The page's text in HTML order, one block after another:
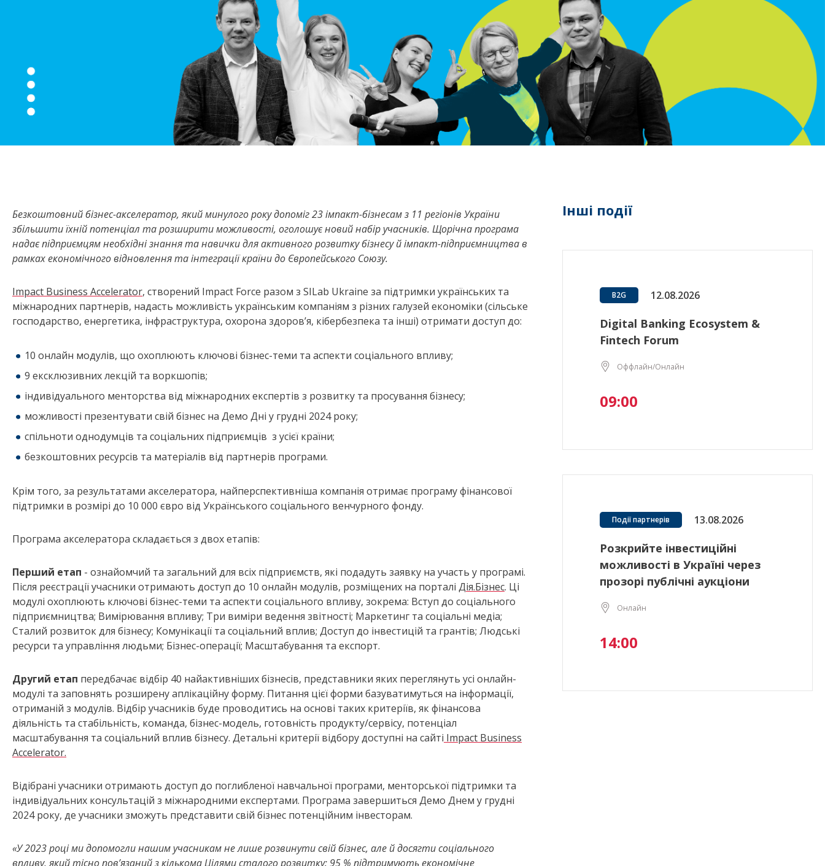
Безкоштовний бізнес-акселератор, який минулого року допоміг 23 імпакт-бізнесам з 11 регіонів України
збільшити їхній потенціал та розширити можливості, оголошує новий набір учасників. Щорічна програма
надає підприємцям необхідні знання та навички для активного розвитку бізнесу й імпакт-підприємництва в
рамках економічного відновлення та інтеграції країни до Європейського Союзу.
Impact Business Accelerator, створений Impact Force разом з SILab Ukraine за підтримки українських та
міжнародних партнерів, надасть можливість українським компаніям з різних галузей економіки (сільське
господарство, енергетика, інфраструктура, охорона здоров’я, кібербезпека та інші) отримати доступ до:
10 онлайн модулів, що охоплюють ключові бізнес-теми та аспекти соціального впливу;
9 ексклюзивних лекцій та воркшопів;
індивідуального менторства від міжнародних експертів з розвитку та просування бізнесу;
можливості презентувати свій бізнес на Демо Дні у грудні 2024 року;
спільноти однодумців та соціальних підприємців з усієї країни;
безкоштовних ресурсів та матеріалів від партнерів програми.
Крім того, за результатами акселератора, найперспективніша компанія отримає програму фінансової
підтримки в розмірі до 10 000 євро від Українського соціального венчурного фонду.
Програма акселератора складається з двох етапів:
Перший етап - ознайомчий та загальний для всіх підприємств, які подадуть заявку на участь у програмі.
Після реєстрації учасники отримають доступ до 10 онлайн модулів, розміщених на порталі Дія.Бізнес. Ці
модулі охоплюють ключові бізнес-теми та аспекти соціального впливу, зокрема: Вступ до соціального
підприємництва; Вимірювання впливу; Три виміри ведення звітності; Маркетинг та соціальні медіа;
Сталий розвиток для бізнесу; Комунікації та соціальний вплив; Доступ до інвестицій та грантів; Людські
ресурси та управління людьми; Бізнес-операції; Масштабування та експорт.
Другий етап передбачає відбір 40 найактивніших бізнесів, представники яких переглянуть усі онлайн-
модулі та заповнять розширену аплікаційну форму. Питання цієї форми базуватимуться на інформації,
отриманій з модулів. Відбір учасників буде проводитись на основі таких критеріїв, як фінансова
діяльність та стабільність, команда, бізнес-модель, готовність продукту/сервісу, потенціал
масштабування та соціальний вплив бізнесу. Детальні критерії відбору доступні на сайті Impact Business
Accelerator.
Відібрані учасники отримають доступ до поглибленої навчальної програми, менторської підтримки та
індивідуальних консультацій з міжнародними експертами. Програма завершиться Демо Днем у грудні
2024 року, де учасники зможуть представити свій бізнес потенційним інвесторам.
«У 2023 році ми допомогли нашим учасникам не лише розвинути свій бізнес, але й досягти соціального
впливу, який тісно пов’язаний з кількома Цілями сталого розвитку: 95 % підтримують економічне
Інші події
B2G 12.08.2026
Digital Banking Ecosystem &
Fintech Forum
Оффлайн/Онлайн
09:00
Події партнерів 13.08.2026
Розкрийте інвестиційні
можливості в Україні через
прозорі публічні аукціони
Онлайн
14:00